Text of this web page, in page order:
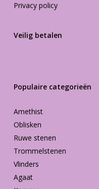
Privacy policy
Veilig betalen
Populaire categorieën
Amethist
Oblisken
Ruwe stenen
Trommelstenen
Vlinders
Agaat